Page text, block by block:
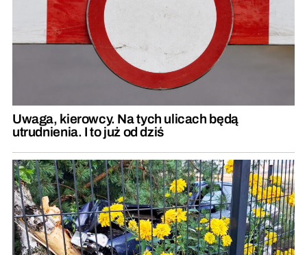
Uwaga, kierowcy. Na tych ulicach będą
utrudnienia. I to już od dziś